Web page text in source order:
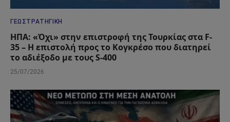
ΓΕΩΣΤΡΑΤΗΓΙΚΉ
ΗΠΑ: «Όχι» στην επιστροφή της Τουρκίας στα F-
35 – Η επιστολή προς το Κογκρέσο που διατηρεί
το αδιέξοδο με τους S-400
25/07/2026